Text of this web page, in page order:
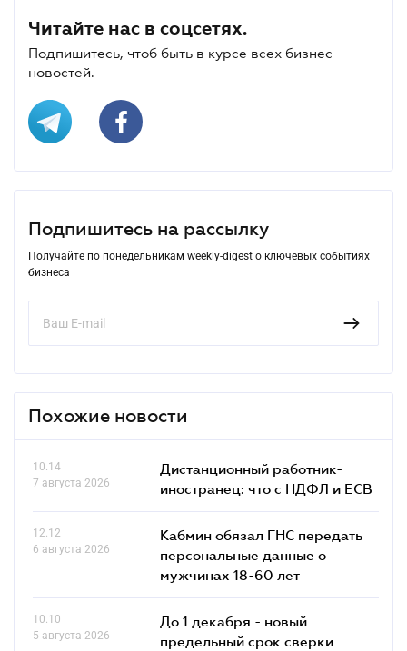
Читайте нас в соцсетях.
Подпишитесь, чтоб быть в курсе всех бизнес-
новостей.
Подпишитесь на рассылку
Получайте по понедельникам weekly-digest о ключевых событиях
бизнеса
Похожие новости
10.14
7 августа 2026
Дистанционный работник-
иностранец: что с НДФЛ и ЕСВ
12.12
6 августа 2026
Кабмин обязал ГНС передать
персональные данные о
мужчинах 18-60 лет
10.10
5 августа 2026
До 1 декабря - новый
предельный срок сверки